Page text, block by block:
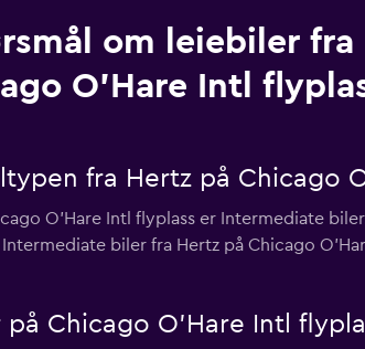
om leiebiler fra
O'Hare Intl
fra Hertz på Chicago
O'Hare Intl flyplass er Intermediate
biler fra Hertz på Chicago
Chicago O'Hare Intl